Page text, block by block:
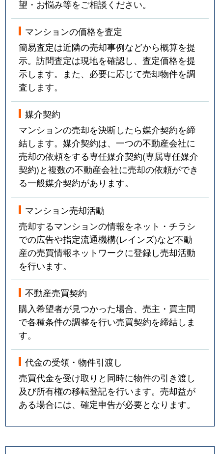
望・お悩み等をご相談ください。
マンションの価格を査定
簡易査定は近隣の売却事例などから概算を提
示。訪問査定は現地を確認し、査定価格を提
示します。また、必要に応じて売却物件を調
査します。
媒介契約
マンションの売却を決断したら媒介契約を締
結します。媒介契約は、一つの不動産会社に
売却の依頼をする専任媒介契約(専属専任媒介
契約)と複数の不動産会社に売却の依頼ができ
る一般媒介契約があります。
マンション売却活動
売却するマンションの情報をネット・チラシ
での広告や指定流通機構(レインズ)など不動
産の売買情報ネットワークに登録し売却活動
を行います。
不動産売買契約
購入希望者が見つかった場合、売主・買主間
で各種条件の調整を行い売買契約を締結しま
す。
代金の受領・物件引渡し
売買代金を受け取りと同時に物件の引き渡し
及び所有権の移転登記を行います。売却益が
ある場合には、確定申告が必要となります。